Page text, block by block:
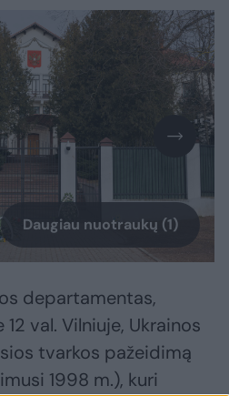
Daugiau nuotraukų (1)
departamentas,
val. Vilniuje, Ukrainos
tvarkos pažeidimą
1998 m.), kuri